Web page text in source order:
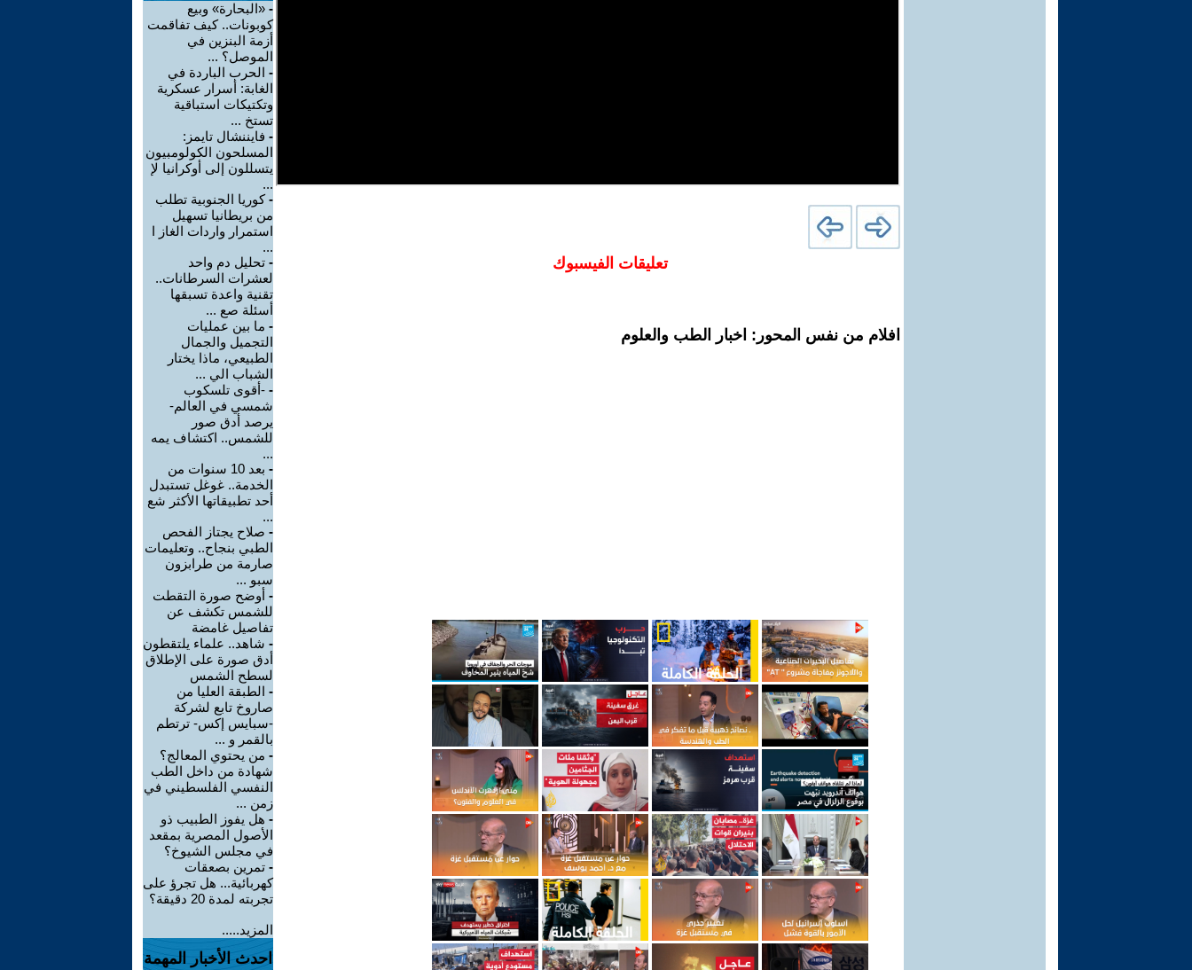
تعليقات الفيسبوك
افلام من نفس المحور: اخبار الطب والعلوم
- «البحارة» وبيع
كوبونات.. كيف تفاقمت
أزمة البنزين في
الموصل؟ ...
- الحرب الباردة في
الغابة: أسرار عسكرية
وتكتيكات استباقية
تستخ ...
- فايننشال تايمز:
المسلحون الكولومبيون
يتسللون إلى أوكرانيا لإ
...
-كوريا الجنوبية تطلب
من بريطانيا تسهيل
استمرار واردات الغاز ا
...
- تحليل دم واحد
لعشرات السرطانات..
تقنية واعدة تسبقها
أسئلة صع ...
- ما بين عمليات
التجميل والجمال
الطبيعي، ماذا يختار
الشباب الي ...
- -أقوى تلسكوب
شمسي في العالم-
يرصد أدق صور
للشمس.. اكتشاف يمه
...
-
بعد 10 سنوات من
الخدمة.. غوغل تستبدل
أحد تطبيقاتها الأكثر شع
...
- صلاح يجتاز الفحص
الطبي بنجاح.. وتعليمات
صارمة من طرابزون
سبو ...
- أوضح صورة التقطت
للشمس تكشف عن
تفاصيل غامضة
- شاهد.. علماء يلتقطون
أدق صورة على الإطلاق
لسطح الشمس
- الطبقة العليا من
صاروخ تابع لشركة
-سبايس إكس- ترتطم
بالقمر و ...
- من يحتوي المعالج؟
شهادة من داخل الطب
النفسي الفلسطيني في
زمن ...
- هل يفوز الطبيب ذو
الأصول المصرية بمقعد
في مجلس الشيوخ؟
- تمرين بصعقات
كهربائية... هل تجرؤ على
تجربته لمدة 20 دقيقة؟
المزيد.....
احدث الأخبار المهمة